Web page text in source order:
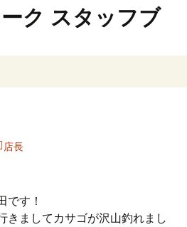
店長
です！
きましてカサゴが沢山釣れまし